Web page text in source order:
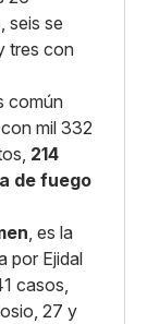
seis se
tres con
común
mil 332
214
de fuego
, es la
por Ejidal
casos,
27 y